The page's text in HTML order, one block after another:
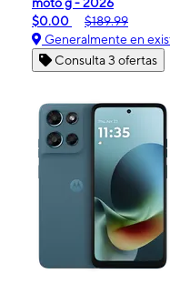
$0.00
$189.99
Generalmente en
Consulta 3 ofertas